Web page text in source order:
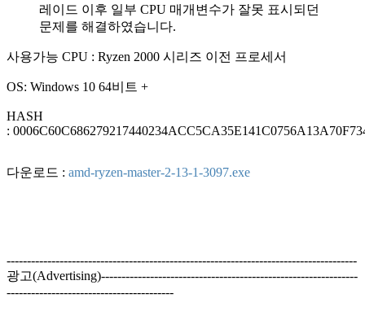
레이드 이후 일부 CPU 매개변수가 잘못 표시되던
문제를 해결하였습니다.
사용가능 CPU : Ryzen 2000 시리즈 이전 프로세서
OS: Windows 10 64비트 +
HASH
:
다운로드 : amd-ryzen-master-2-13-1-3097.exe
--------------------------------------------------------------------------------------
광고(Advertising)---------------------------------------------------------------
-----------------------------------------